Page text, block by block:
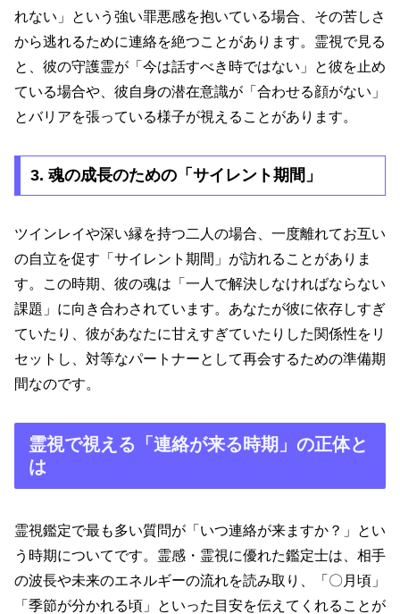
れない」という強い罪悪感を抱いている場合、その苦しさ
から逃れるために連絡を絶つことがあります。霊視で見る
と、彼の守護霊が「今は話すべき時ではない」と彼を止め
ている場合や、彼自身の潜在意識が「合わせる顔がない」
とバリアを張っている様子が視えることがあります。
3. 魂の成長のための「サイレント期間」
ツインレイや深い縁を持つ二人の場合、一度離れてお互い
の自立を促す「サイレント期間」が訪れることがありま
す。この時期、彼の魂は「一人で解決しなければならない
課題」に向き合わされています。あなたが彼に依存しすぎ
ていたり、彼があなたに甘えすぎていたりした関係性をリ
セットし、対等なパートナーとして再会するための準備期
間なのです。
霊視で視える「連絡が来る時期」の正体と
は
霊視鑑定で最も多い質問が「いつ連絡が来ますか？」とい
う時期についてです。霊感・霊視に優れた鑑定士は、相手
の波長や未来のエネルギーの流れを読み取り、「〇月頃」
「季節が分かれる頃」といった目安を伝えてくれることが